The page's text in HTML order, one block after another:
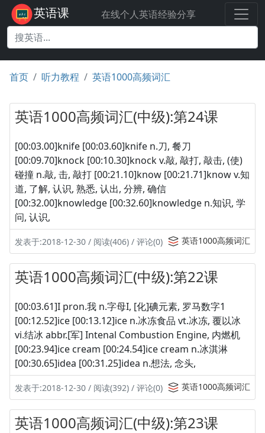
英语课 在线个人英语经验分享
首页 听力教程 英语1000高频词汇
英语1000高频词汇(中级):第24课
[00:03.00]knife [00:03.60]knife n.刀, 餐刀
[00:09.70]knock [00:10.30]knock v.敲, 敲打, 敲击, (使)
碰撞 n.敲, 击, 敲打 [00:21.10]know [00:21.71]know v.知
道, 了解, 认识, 熟悉, 认出, 分辨, 确信
[00:32.00]knowledge [00:32.60]knowledge n.知识, 学
问, 认识,
发表于:2018-12-30 / 阅读(406) / 评论(0) 英语1000高频词汇
英语1000高频词汇(中级):第22课
[00:03.61]I pron.我 n.字母I, [化]碘元素, 罗马数字1
[00:12.52]ice [00:13.12]ice n.冰冻食品 vt.冰冻, 覆以冰
vi.结冰 abbr.[军] Intenal Combustion Engine, 内燃机
[00:23.94]ice cream [00:24.54]ice cream n.冰淇淋
[00:30.65]idea [00:31.25]idea n.想法, 念头,
发表于:2018-12-30 / 阅读(392) / 评论(0) 英语1000高频词汇
英语1000高频词汇(中级):第23课